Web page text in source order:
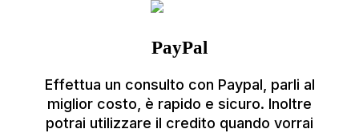
PayPal
Effettua un consulto con Paypal, parli al
miglior costo, è rapido e sicuro. Inoltre
potrai utilizzare il credito quando vorrai